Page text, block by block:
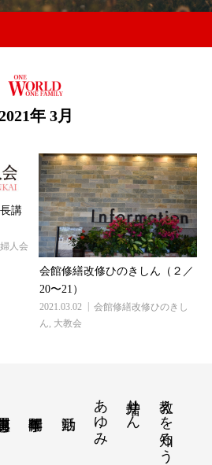
年 3月
講
婦人会
会館修繕改修ひのきしん（２／
20〜21）
2021.03.02
会館修繕改修ひのきし
ん, 大教会
教えを知ろう
増井りん
あゆみ